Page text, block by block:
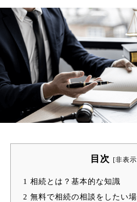
目次 [非表示
1 相続とは？基本的な知識
2 無料で相続の相談をしたい